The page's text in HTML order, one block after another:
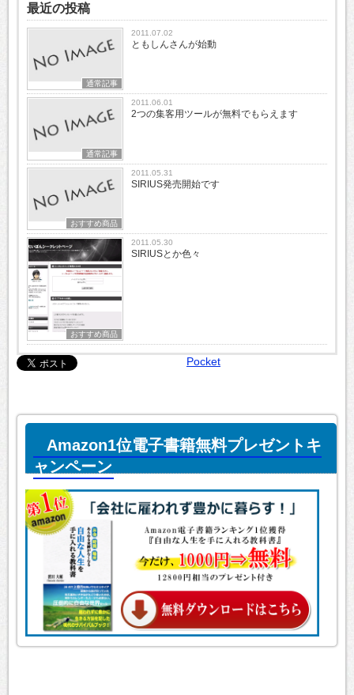
最近の投稿
通常記事
2011.07.02
ともしんさんが始動
通常記事
2011.06.01
2つの集客用ツールが無料でもらえます
おすすめ商品
2011.05.31
SIRIUS発売開始です
おすすめ商品
2011.05.30
SIRIUSとか色々
Pocket
Amazon1位電子書籍無料プレゼントキ
ャンペーン